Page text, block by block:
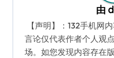
由
【声明】：132手机网
言论仅代表作者个人观
场。如您发现内容存在